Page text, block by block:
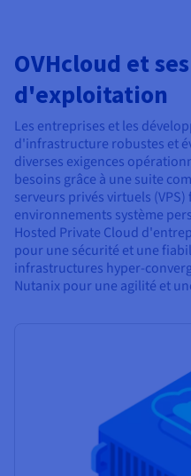
OVHcloud et
d'exploitation
Les entreprises et les
d'infrastructure robustes et
diverses exigences
besoins grâce à une suite
serveurs privés virtuels
environnements système
Hosted Private Cloud
pour une sécurité et une
infrastructures hyper-
Nutanix pour une agilité et